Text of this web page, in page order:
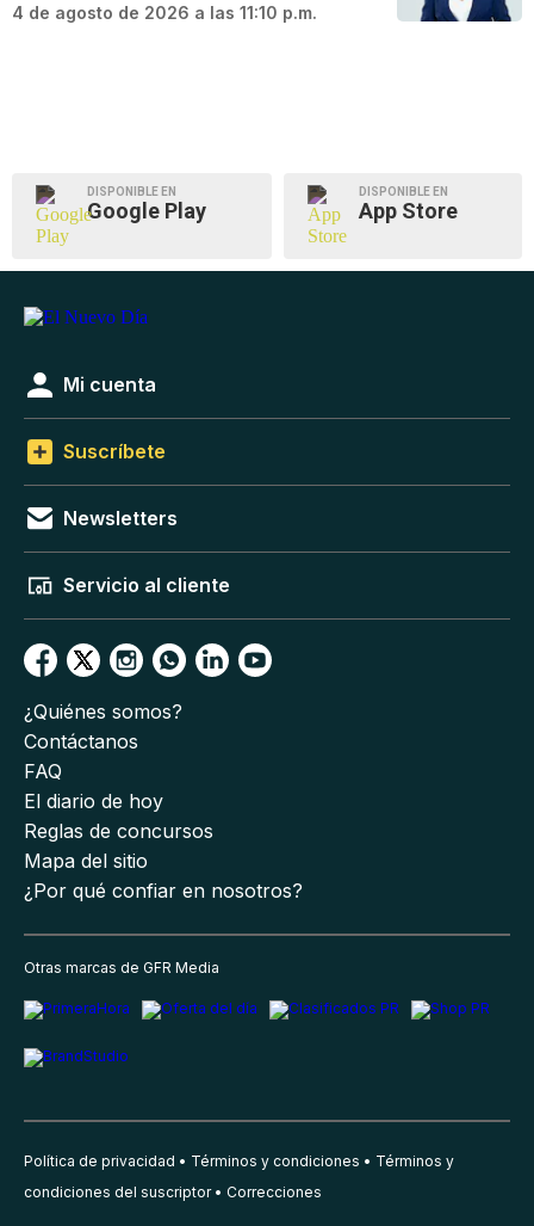
4 de agosto de 2026 a las 11:10 p.m.
DISPONIBLE EN
Google Play
DISPONIBLE EN
App Store
Mi cuenta
Suscríbete
Newsletters
Servicio al cliente
¿Quiénes somos?
Contáctanos
FAQ
El diario de hoy
Reglas de concursos
Mapa del sitio
¿Por qué confiar en nosotros?
Otras marcas de GFR Media
Política de privacidad Términos y condiciones
Términos y
condiciones del suscriptor
Correcciones